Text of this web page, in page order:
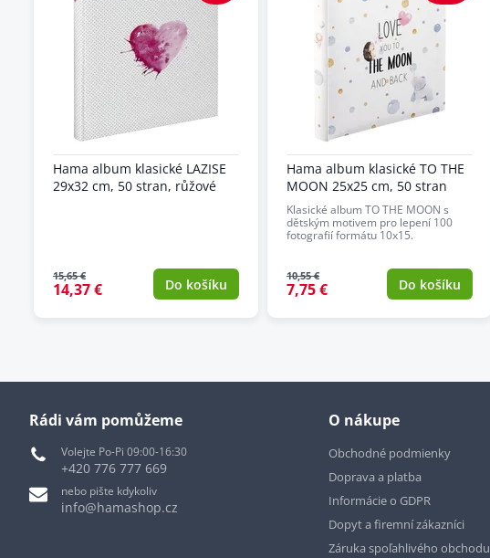
Hama album klasické LAZISE
29x32 cm, 50 stran, růžové
15,65 €
14,37 € Do košíku
Hama album klasické TO THE
MOON 25x25 cm, 50 stran
Klasické album TO THE MOON s
dětským motivem pro lepení 100
fotografií formátu 10x15.
10,55 €
7,75 € Do košíku
Rádi vám pomůžeme
Volejte Po-Pi 09:00-16:30
+420 776 777 669
nebo pište kdykoliv
info@hamashop.cz
O nákupe
Obchodné podmienky
Doprava a platba
Informácie o GDPR
Dopyt a firemní zákazníci
Záruka spoľahlivého obchodu